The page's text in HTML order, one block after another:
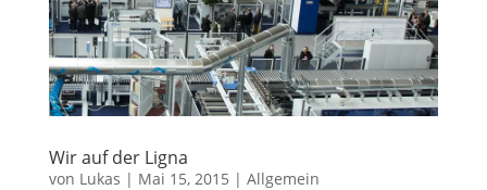
Wir auf der Ligna
von Lukas | Mai 15, 2015 | Allgemein